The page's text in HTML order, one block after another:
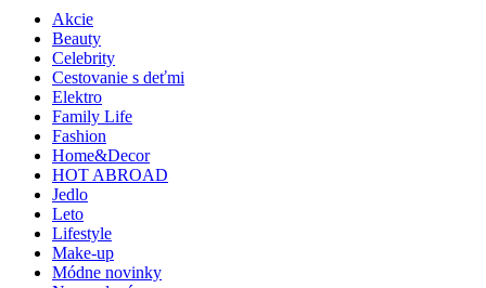
Akcie
Beauty
Celebrity
Cestovanie s deťmi
Elektro
Family Life
Fashion
Home&Decor
HOT ABROAD
Jedlo
Leto
Lifestyle
Make-up
Módne novinky